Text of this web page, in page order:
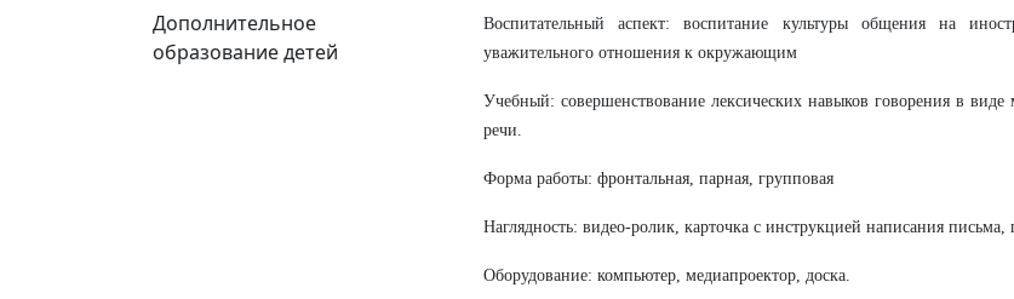
Дополнительное
образование детей
Воспитательный аспект: воспитание культуры общения на
уважительного отношения к окружающим
Учебный: совершенствование лексических навыков говорения в виде
речи.
Форма работы: фронтальная, парная, групповая
Наглядность: видео-ролик, карточка с инструкцией написания
Оборудование: компьютер, медиапроектор, доска.